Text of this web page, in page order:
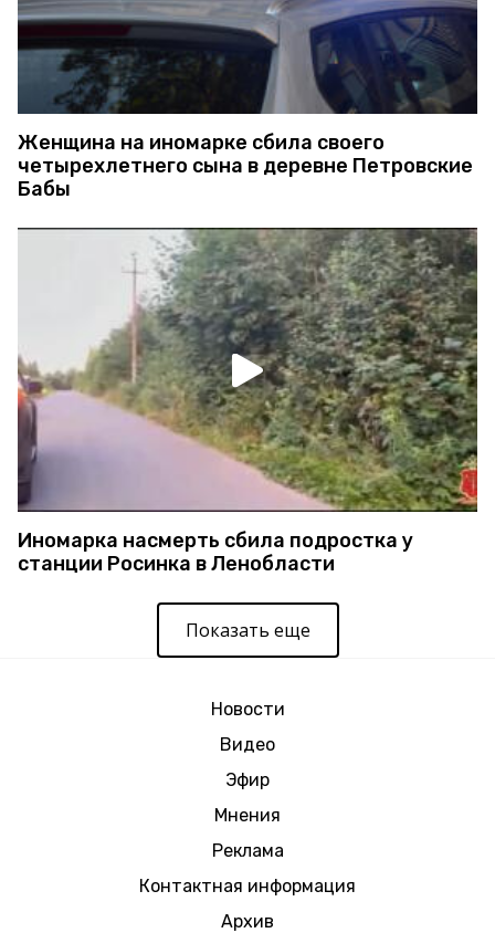
Женщина на иномарке сбила своего
четырехлетнего сына в деревне Петровские
Бабы
Иномарка насмерть сбила подростка у
станции Росинка в Ленобласти
Показать еще
Новости
Видео
Эфир
Мнения
Реклама
Контактная информация
Архив